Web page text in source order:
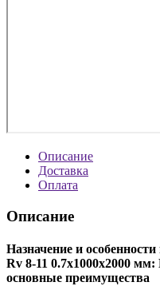
Описание
Доставка
Оплата
Описание
Назначение и
Rv 8-11 0.7х1000х2000 мм:
основные преимущества